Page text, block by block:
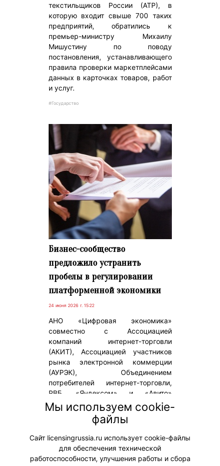
текстильщиков России (АТР), в
которую входит свыше 700 таких
предприятий, обратились к
премьер-министру Михаилу
Мишустину по поводу
постановления, устанавливающего
правила проверки маркетплейсами
данных в карточках товаров, работ
и услуг.
#Государство
Бизнес-сообщество
предложило устранить
пробелы в регулировании
платформенной экономики
24 июня 2026 г. 15:22
АНО «Цифровая экономика»
совместно с Ассоциацией
компаний интернет-торговли
(АКИТ), Ассоциацией участников
рынка электронной коммерции
(АУРЭК), Объединением
потребителей интернет-торговли,
РВБ, «Яндексом» и «Авито»
разработала предложения
по улучшению регулирования
платформ. Доклад был направлен
в правительство.
#Государство
Мы используем cookie-
файлы
Сайт licensingrussia.ru использует cookie-файлы
для обеспечения технической
работоспособности, улучшения работы и сбора